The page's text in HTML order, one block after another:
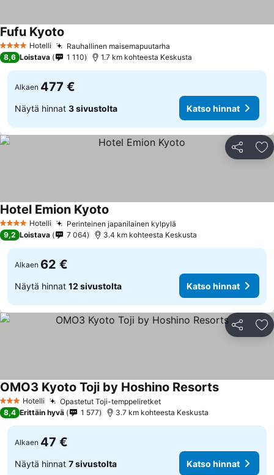
4 Tähtiluokitus
Hotelli Rauhallinen maisemapuutarha
Fufu Kyoto
8,6 Loistava 1 110 1.7 km kohteesta Keskusta
Alkaen 477 €
Näytä hinnat 3 sivustolta Katso hinnat
Jaa
4 Tähtiluokitus
Hotelli Perinteinen japanilainen kylpylä
Hotel Emion Kyoto
9,2 Loistava 7 064 3.4 km kohteesta Keskusta
Alkaen 62 €
Näytä hinnat 12 sivustolta Katso hinnat
Jaa
3 Tähtiluokitus
Hotelli Opastetut Toji-temppeliretketKatso hinnat
OMO3 Kyoto Toji by Hoshino ResortsKatso
8,4 Erittäin hyvä 1 577 3.7 km kohteesta Keskusta
Alkaen 47 €
Näytä hinnat 7 sivustolta Katso hinnat